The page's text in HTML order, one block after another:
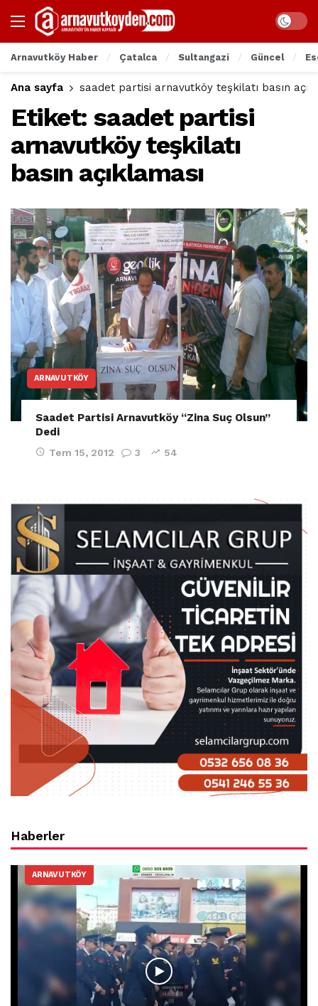
Arnavutköy Haber Çatalca Sultangazi Güncel
Ana sayfa saadet partisi arnavutköy teşkilatı basın
Etiket: saadet partisi
arnavutköy teşkilatı
basın açıklaması
ARNAVUTKÖY
Saadet Partisi Arnavutköy “Zina Suç Olsun”
Dedi
Tem 15, 2012 3 54
Haberler
ARNAVUTKÖY